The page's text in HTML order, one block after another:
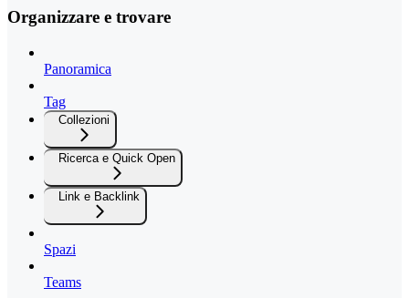
Organizzare e trovare
Panoramica
Tag
Collezioni
Ricerca e Quick Open
Link e Backlink
Spazi
Teams